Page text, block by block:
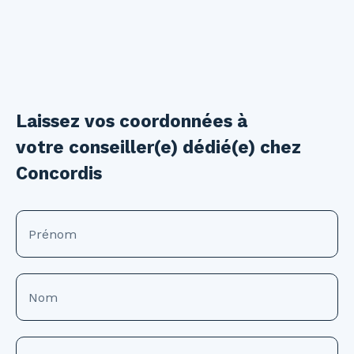
Laissez vos coordonnées à
votre conseiller(e) dédié(e) chez
Concordis
Prénom
Nom